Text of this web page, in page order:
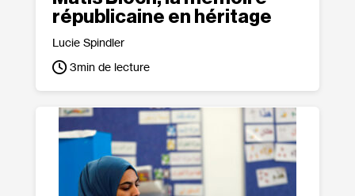
républicaine en héritage
Lucie Spindler
3min de lecture